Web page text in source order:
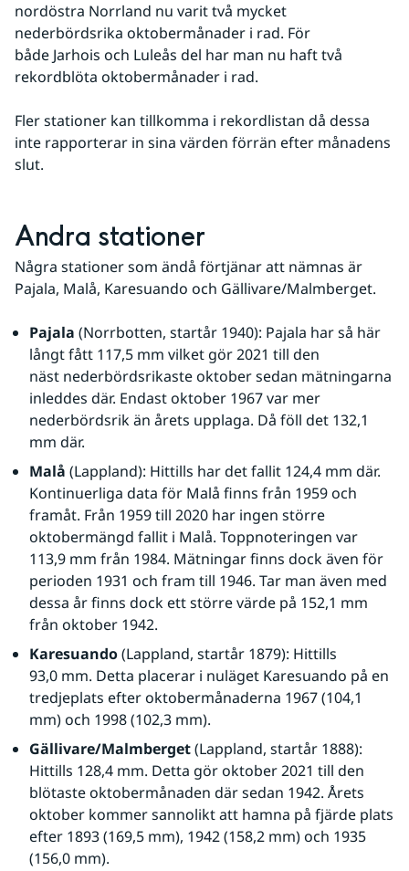
nordöstra Norrland nu varit två mycket
nederbördsrika oktobermånader i rad. För
både Jarhois och Luleås del har man nu haft två
rekordblöta oktobermånader i rad.
Fler stationer kan tillkomma i rekordlistan då dessa
inte rapporterar in sina värden förrän efter månadens
slut.
Andra stationer
Några stationer som ändå förtjänar att nämnas är
Pajala, Malå, Karesuando och Gällivare/Malmberget.
Pajala (Norrbotten, startår 1940): Pajala har så här
långt fått 117,5 mm vilket gör 2021 till den
näst nederbördsrikaste oktober sedan mätningarna
inleddes där. Endast oktober 1967 var mer
nederbördsrik än årets upplaga. Då föll det 132,1
mm där.
Malå (Lappland): Hittills har det fallit 124,4 mm där.
Kontinuerliga data för Malå finns från 1959 och
framåt. Från 1959 till 2020 har ingen större
oktobermängd fallit i Malå. Toppnoteringen var
113,9 mm från 1984. Mätningar finns dock även för
perioden 1931 och fram till 1946. Tar man även med
dessa år finns dock ett större värde på 152,1 mm
från oktober 1942.
Karesuando (Lappland, startår 1879): Hittills
93,0 mm. Detta placerar i nuläget Karesuando på en
tredjeplats efter oktobermånaderna 1967 (104,1
mm) och 1998 (102,3 mm).
Gällivare/Malmberget (Lappland, startår 1888):
Hittills 128,4 mm. Detta gör oktober 2021 till den
blötaste oktobermånaden där sedan 1942. Årets
oktober kommer sannolikt att hamna på fjärde plats
efter 1893 (169,5 mm), 1942 (158,2 mm) och 1935
(156,0 mm).